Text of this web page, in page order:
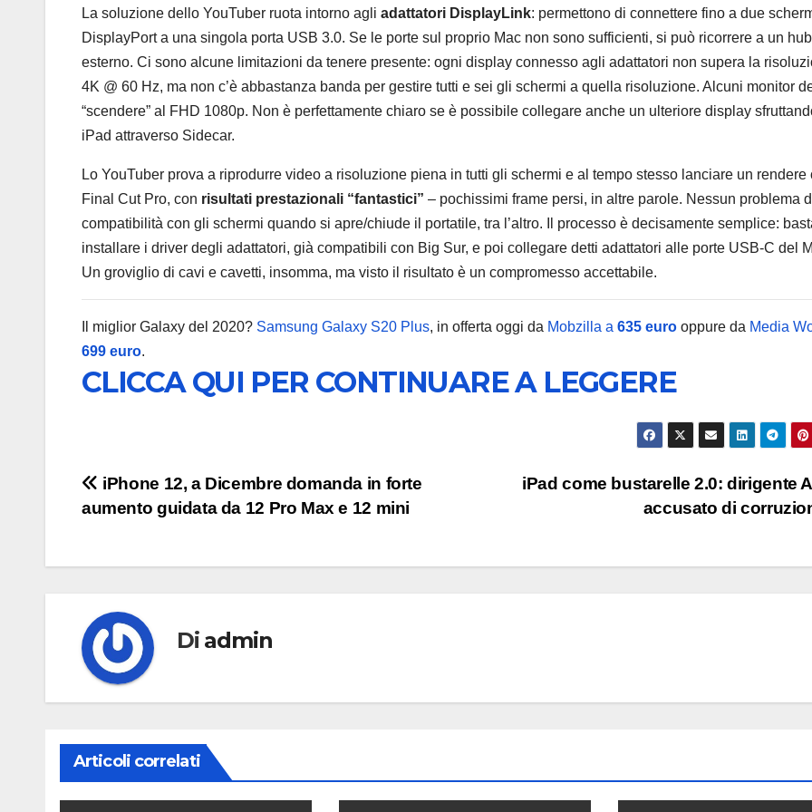
La soluzione dello YouTuber ruota intorno agli adattatori DisplayLink: permettono di connettere fino a due
DisplayPort a una singola porta USB 3.0. Se le porte sul proprio Mac non sono sufficienti, si può ricorrere a un
esterno. Ci sono alcune limitazioni da tenere presente: ogni display connesso agli adattatori non supera la
4K @ 60 Hz, ma non c’è abbastanza banda per gestire tutti e sei gli schermi a quella risoluzione. Alcuni monitor
“scendere” al FHD 1080p. Non è perfettamente chiaro se è possibile collegare anche un ulteriore display
iPad attraverso Sidecar.
Lo YouTuber prova a riprodurre video a risoluzione piena in tutti gli schermi e al tempo stesso lanciare un rendere
Final Cut Pro, con risultati prestazionali “fantastici” – pochissimi frame persi, in altre parole. Nessun problema
compatibilità con gli schermi quando si apre/chiude il portatile, tra l’altro. Il processo è decisamente semplice:
installare i driver degli adattatori, già compatibili con Big Sur, e poi collegare detti adattatori alle porte USB-C del
Un groviglio di cavi e cavetti, insomma, ma visto il risultato è un compromesso accettabile.
Il miglior Galaxy del 2020? Samsung Galaxy S20 Plus, in offerta oggi da Mobzilla a 635 euro oppure da Media
699 euro.
CLICCA QUI PER CONTINUARE A LEGGERE
Navigazione
articoli
iPad come bustarelle 2.0: dirigente
accusato di
iPhone 12, a Dicembre domanda in forte
aumento guidata da 12 Pro Max e 12 mini
Di admin
Articoli correlati
HOME
20
tempo
7 AGOSTO